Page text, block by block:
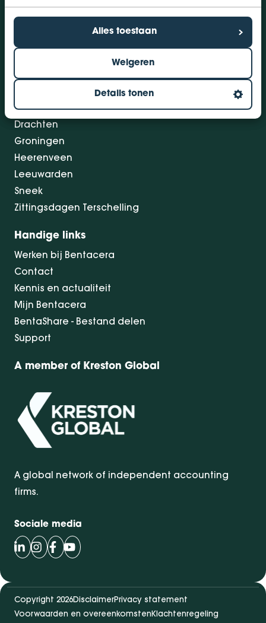
Alles toestaan
Weigeren
Details tonen
Financieringen
InSight - Inhouse Business Control
Personeel
Dokkum
Drachten
Groningen
Heerenveen
Leeuwarden
Sneek
Zittingsdagen Terschelling
Handige links
Werken bij Bentacera
Contact
Kennis en actualiteit
Mijn Bentacera
BentaShare - Bestand delen
Support
A member of Kreston Global
A global network of independent accounting
firms.
Sociale media
Volg Bentacera op LinkedIn
Volg Bentacera op Instagram
Volg Bentacera op Facebook
Volg Bentacera op Youtube
Copyright 2026DisclaimerPrivacy statement
Voorwaarden en overeenkomstenKlachtenregeling